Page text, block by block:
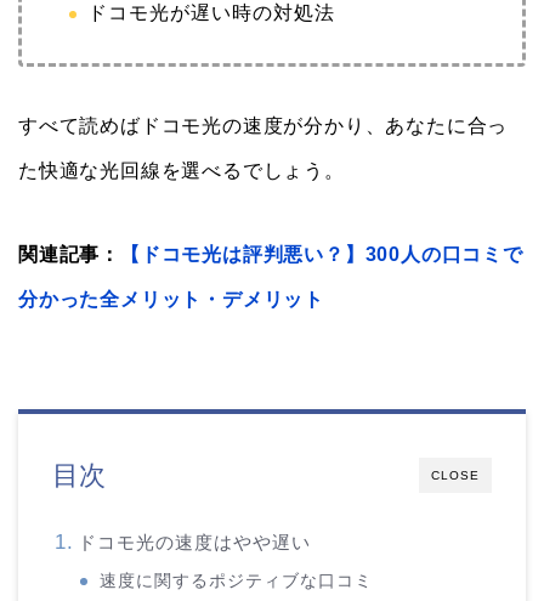
ドコモ光が遅い時の対処法
すべて読めばドコモ光の速度が分かり、あなたに合っ
た快適な光回線を選べるでしょう。
関連記事： 【ドコモ光は評判悪い？】300人の口コミで
分かった全メリット・デメリット
CLOSE
目次
ドコモ光の速度はやや遅い
速度に関するポジティブな口コミ